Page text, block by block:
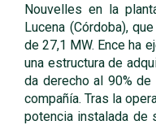
Nouvelles en la
Lucena (Córdoba),
de 27,1 MW. Ence ha
una estructura de
da derecho al 90%
compañía. Tras la
potencia instalada de